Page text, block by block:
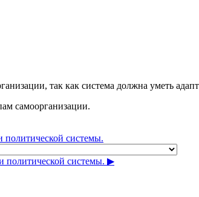
так как система должна уметь
самоорганизации.
системы.
политической системы. ▶︎